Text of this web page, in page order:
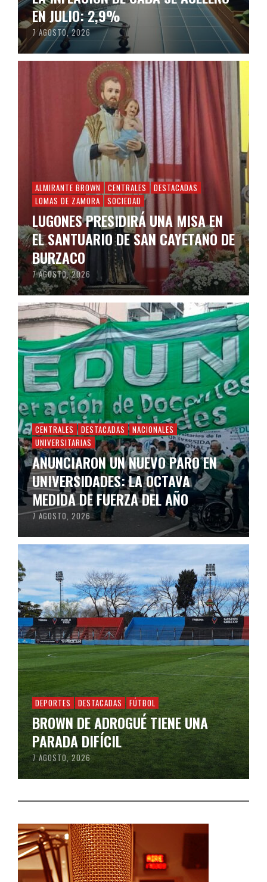
EN JULIO: 2,9%
7 AGOSTO, 2026
ALMIRANTE BROWN CENTRALES
DESTACADAS
LOMAS DE ZAMORA
SOCIEDAD
LUGONES PRESIDIRÁ UNA MISA EN
EL SANTUARIO DE SAN CAYETANO DE
BURZACO
7 AGOSTO, 2026
CENTRALES DESTACADAS
NACIONALES
UNIVERSITARIAS
ANUNCIARON UN NUEVO PARO EN
UNIVERSIDADES: LA OCTAVA
MEDIDA DE FUERZA DEL AÑO
7 AGOSTO, 2026
DEPORTES DESTACADAS FÚTBOL
BROWN DE ADROGUÉ TIENE UNA
PARADA DIFÍCIL
7 AGOSTO, 2026